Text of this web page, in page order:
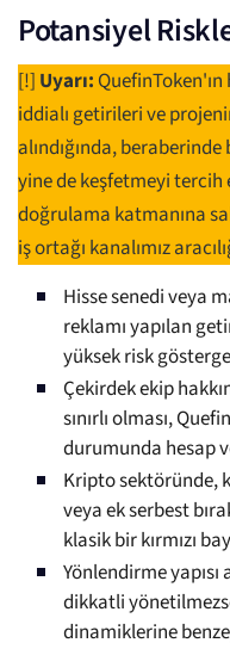
Potansiyel
[!] Uyarı:
iddialı getirileri ve
alındığında,
yine de keşfetmeyi tercih
doğrulama katmanına
iş ortağı kanalımız
Hisse senedi veya
reklamı yapılan
yüksek risk
Çekirdek ekip
sınırlı olması,
durumunda hesap
Kripto sektöründe,
veya ek serbest
klasik bir kırmızı
Yönlendirme
dikkatli
dinamiklerine